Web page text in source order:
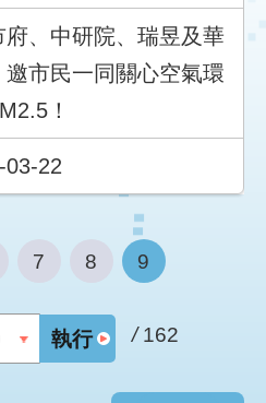
府、中研院、瑞昱及華
邀市民一同關心空氣環
！
03-22
7 8 9
執行 / 162